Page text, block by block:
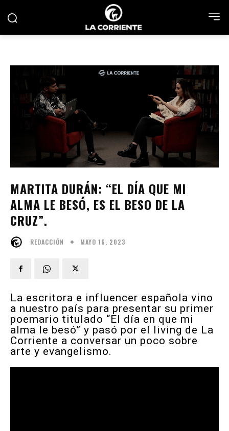
MARTITA DURÁN: “EL DÍA QUE MI
ALMA LE BESÓ, ES EL BESO DE LA
CRUZ”.
REDACCIÓN MAYO 16, 2023
La escritora e influencer española vino
a nuestro país para presentar su primer
poemario titulado “El día en que mi
alma le besó” y pasó por el living de La
Corriente a conversar un poco sobre
arte y evangelismo.